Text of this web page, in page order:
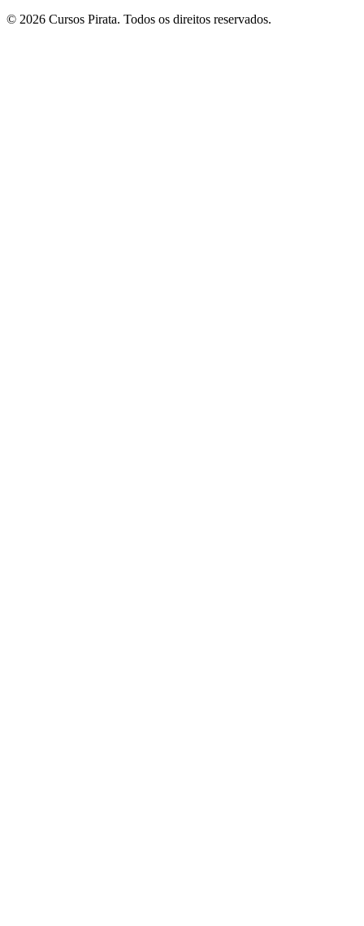
© 2026 Cursos Pirata. Todos os direitos reservados.